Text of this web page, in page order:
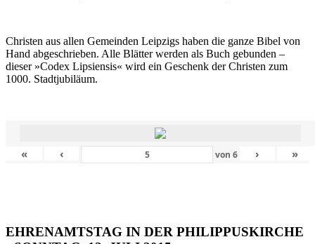
Christen aus allen Gemeinden Leipzigs haben die ganze Bibel von
Hand abgeschrieben. Alle Blätter werden als Buch gebunden –
dieser »Codex Lipsiensis« wird ein Geschenk der Christen zum
1000. Stadtjubiläum.
« ‹ von6 › »
EHRENAMTSTAG IN DER PHILIPPUSKIRCHE